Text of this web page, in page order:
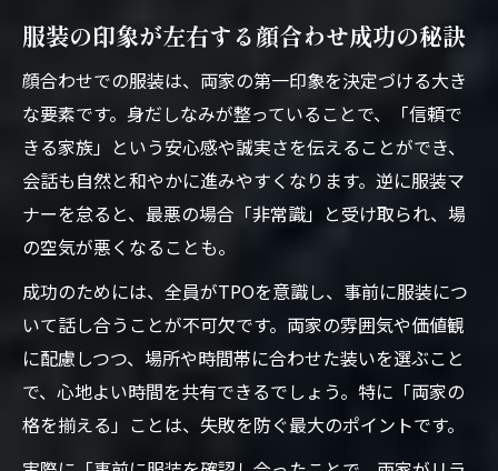
服装の印象が左右する顔合わせ成功の秘訣
顔合わせでの服装は、両家の第一印象を決定づける大き
な要素です。身だしなみが整っていることで、「信頼で
きる家族」という安心感や誠実さを伝えることができ、
会話も自然と和やかに進みやすくなります。逆に服装マ
ナーを怠ると、最悪の場合「非常識」と受け取られ、場
の空気が悪くなることも。
成功のためには、全員がTPOを意識し、事前に服装につ
いて話し合うことが不可欠です。両家の雰囲気や価値観
に配慮しつつ、場所や時間帯に合わせた装いを選ぶこと
で、心地よい時間を共有できるでしょう。特に「両家の
格を揃える」ことは、失敗を防ぐ最大のポイントです。